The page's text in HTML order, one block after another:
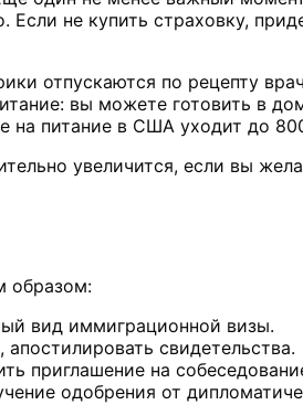
не купить страховку,
отпускаются по рецепту
вы можете готовить в
на питание в США уходит до
увеличится, если вы
образом:
вид иммиграционной визы.
свидетельства.
приглашение на
одобрения от